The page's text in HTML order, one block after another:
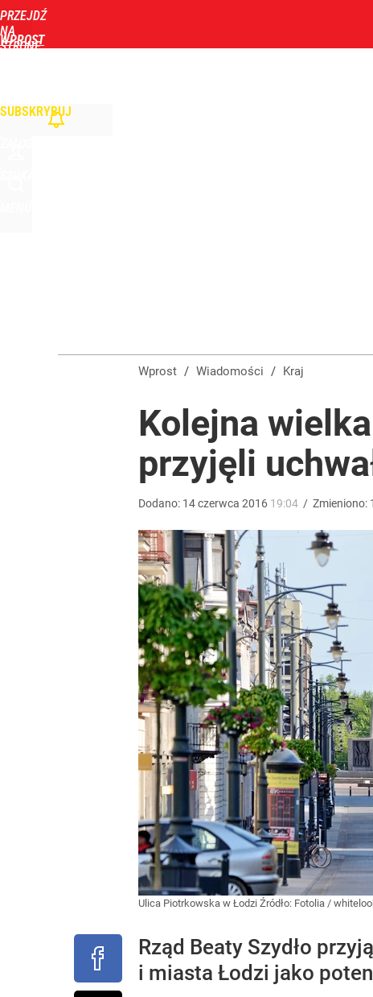
PRZEJDŹ
NA
STRONĘ
WPROST
SUBSKRYBUJ
10
Dlaczego Andrzej Duda się nie udziela? Były minister
Wrze po roku Nawrockiego. „Największa hańba”
Farmacja: wzrost pod presją. co czeka branżę do
Wprost / Wiadomości / Kraj
Kolejna
przyjęli
Dodano: 14czerwca 2016 19:04 / Zmieniono:
Ulica Piotrkowska w Łodzi Źródło: Fotolia /
Rząd Beaty Szydło
i miasta Łodzi jako